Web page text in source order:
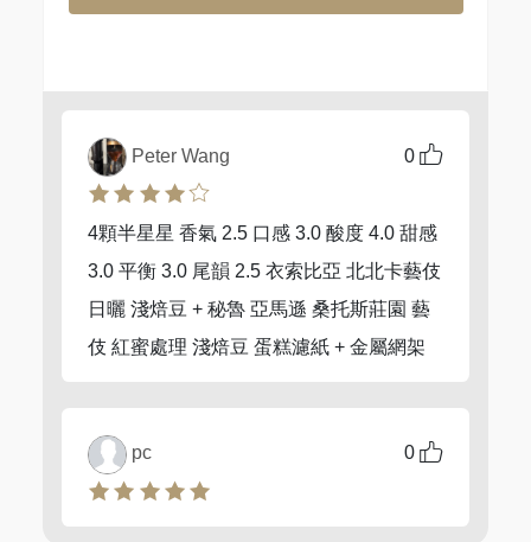
0
Peter Wang
4顆半星星 香氣 2.5 口感 3.0 酸度 4.0 甜感
3.0 平衡 3.0 尾韻 2.5 衣索比亞 北北卡藝伎
日曬 淺焙豆 + 秘魯 亞馬遜 桑托斯莊園 藝
伎 紅蜜處理 淺焙豆 蛋糕濾紙 + 金屬網架
0
pc